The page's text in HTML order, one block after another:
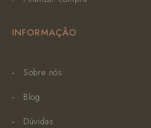
INFORMAÇÃO
Sobre nós
Blog
Dúvidas